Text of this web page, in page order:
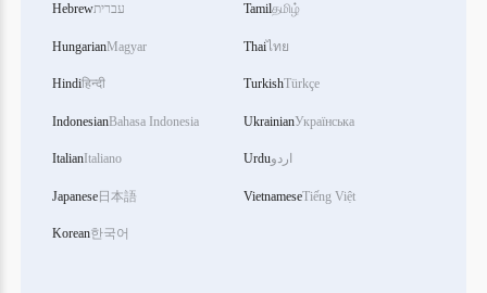
Hebrewעברית
HungarianMagyar
Hindiहिन्दी
IndonesianBahasa Indonesia
ItalianItaliano
Japanese日本語
Korean한국어
Tamilதமிழ்
Thaiไทย
TurkishTürkçe
UkrainianУкраїнська
Urduاردو
VietnameseTiếng Việt